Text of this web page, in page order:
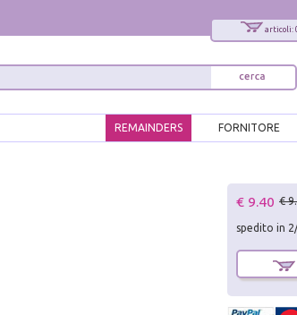
articoli:
FORNITORE
REMAINDERS
€ 9.40 €
spedito in
Interessato ai nostri
Sarai informato delle
comunque cancellarti
modulo di iscrizione